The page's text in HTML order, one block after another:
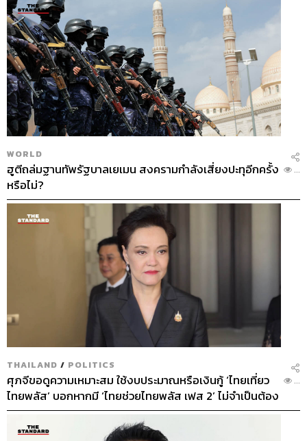
WORLD
ฮูตีถล่มฐานทัพรัฐบาลเยเมน สงครามกำลังเสี่ยงปะทุอีกครั้ง
หรือไม่?
...
THAILAND / POLITICS
ศุภจีขอดูความเหมาะสม ใช้งบประมาณหรือเงินกู้ ‘ไทยเที่ยว
ไทยพลัส’ บอกหากมี ‘ไทยช่วยไทยพลัส เฟส 2’ ไม่จำเป็นต้อง
ออกพร้อมกัน
...